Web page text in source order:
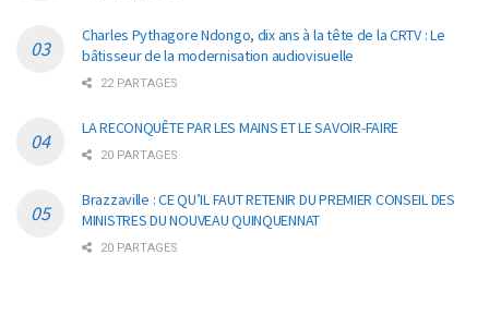
Charles Pythagore Ndongo, dix ans à la tête de la CRTV : Le
bâtisseur de la modernisation audiovisuelle
22 PARTAGES
LA RECONQUÊTE PAR LES MAINS ET LE SAVOIR-FAIRE
20 PARTAGES
Brazzaville : CE QU’IL FAUT RETENIR DU PREMIER CONSEIL DES
MINISTRES DU NOUVEAU QUINQUENNAT
20 PARTAGES